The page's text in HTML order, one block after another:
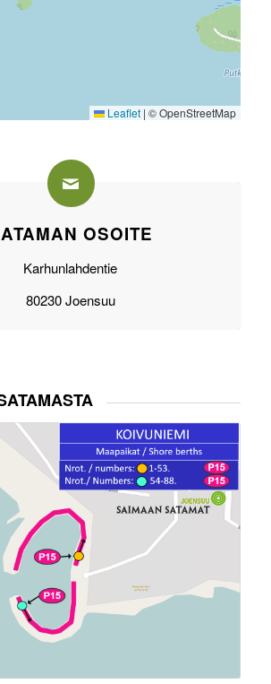
Leaflet | © OpenStreetMap
OSOITE
Karhunlahdentie
80230 Joensuu